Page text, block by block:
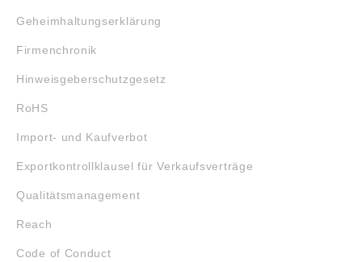
Geheimhaltungserklärung
Firmenchronik
Hinweisgeberschutzgesetz
RoHS
Import- und Kaufverbot
Exportkontrollklausel für Verkaufsverträge
Qualitätsmanagement
Reach
Code of Conduct